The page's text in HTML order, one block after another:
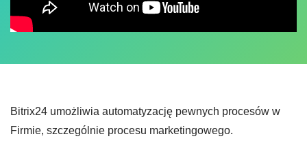
Bitrix24 umożliwia automatyzację pewnych procesów w
Firmie, szczególnie procesu marketingowego.